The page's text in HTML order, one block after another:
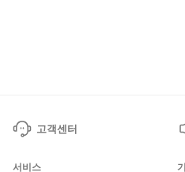
고객센터
서비스